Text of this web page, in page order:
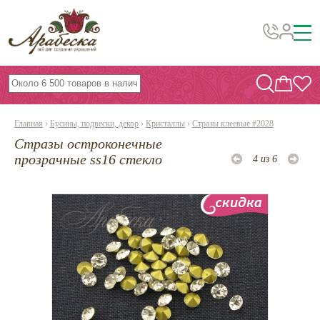
Бусины, подвески, декор
Бисер
Фурнитура
Инструменты и материалы
Эпоксидная смола
Шнуры, ленты, нитки
По темам и сезонам
Главная › Бусины, подвески, декор › Кристаллы › Стразы клеевые #2028
Стразы остроконечные
прозрачные ss16 стекло
4 из 6